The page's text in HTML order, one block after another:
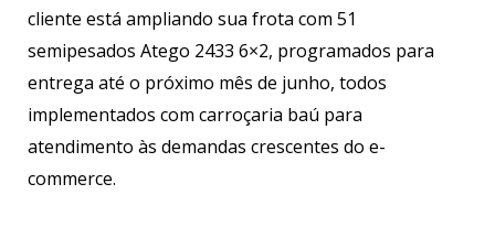
cliente está ampliando sua frota com 51
semipesados Atego 2433 6×2, programados para
entrega até o próximo mês de junho, todos
implementados com carroçaria baú para
atendimento às demandas crescentes do e-
commerce.